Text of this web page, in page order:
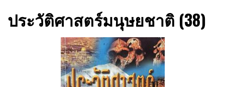
INEWHORIZON
ประวัติศาสตร์มนุษยชาติ (38)